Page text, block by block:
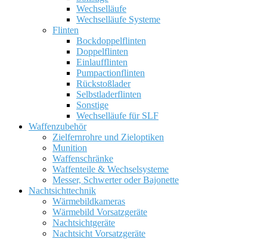
Wechselläufe
Wechselläufe Systeme
Flinten
Bockdoppelflinten
Doppelflinten
Einlaufflinten
Pumpactionflinten
Rückstoßlader
Selbstladerflinten
Sonstige
Wechselläufe für SLF
Waffenzubehör
Zielfernrohre und Zieloptiken
Munition
Waffenschränke
Waffenteile & Wechselsysteme
Messer, Schwerter oder Bajonette
Nachtsichttechnik
Wärmebildkameras
Wärmebild Vorsatzgeräte
Nachtsichtgeräte
Nachtsicht Vorsatzgeräte